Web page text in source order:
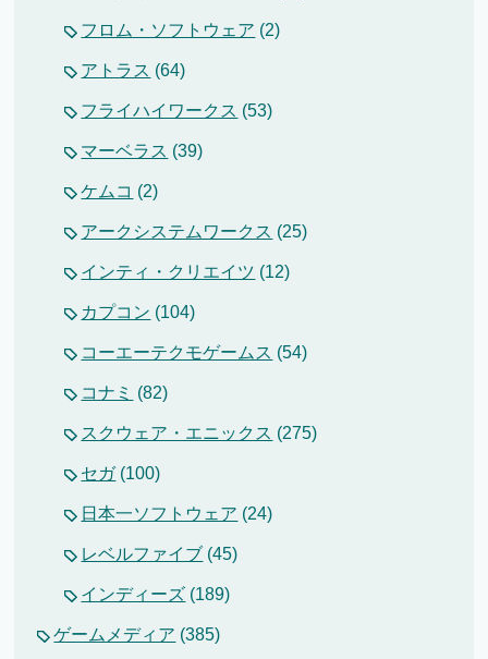
フロム・ソフトウェア (2)
アトラス (64)
フライハイワークス (53)
マーベラス (39)
ケムコ (2)
アークシステムワークス (25)
インティ・クリエイツ (12)
カプコン (104)
コーエーテクモゲームス (54)
コナミ (82)
スクウェア・エニックス (275)
セガ(100)
日本一ソフトウェア (24)
レベルファイブ (45)
インディーズ (189)
ゲームメディア (385)